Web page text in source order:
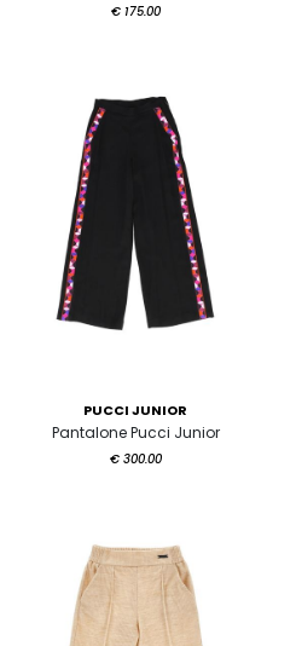
€ 175.00
PUCCI JUNIOR
Pantalone Pucci Junior
€ 300.00